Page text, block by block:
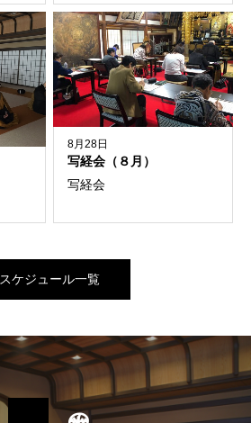
8月28日
写経会（８月）
写経会
スケジュール一覧
善光寺の行持